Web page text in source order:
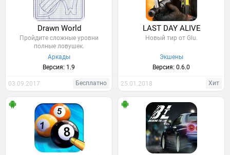
Drawn World
Пройдите сложные уровни
полные ловушек.
Аркады
Версия: 1.9
03.09.2017 Бесплатно
LAST DAY ALIVE
Новый тир от Glu.
Экшены
Версия: 0.6.0
25.01.2018 Хит